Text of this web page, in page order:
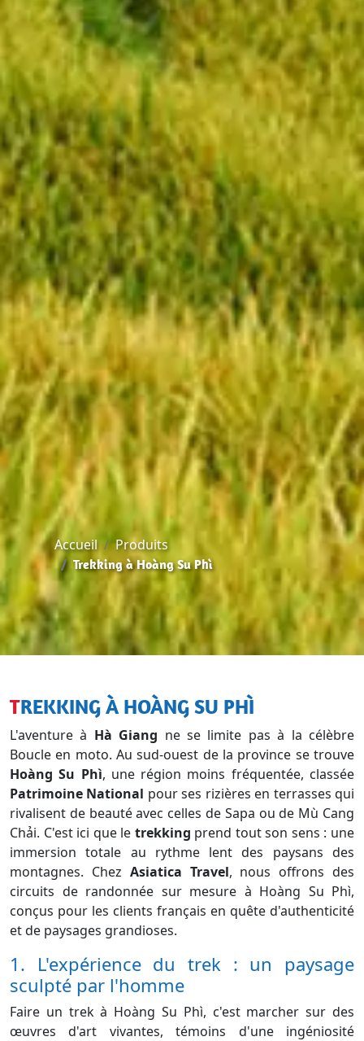
Accueil Produits
Trekking à Hoàng Su Phì
TREKKING À HOÀNG SU PHÌ
L'aventure à Hà Giang ne se limite pas à la célèbre
Boucle en moto. Au sud-ouest de la province se trouve
Hoàng Su Phì, une région moins fréquentée, classée
Patrimoine National pour ses rizières en terrasses qui
rivalisent de beauté avec celles de Sapa ou de Mù Cang
Chải. C'est ici que le trekking prend tout son sens : une
immersion totale au rythme lent des paysans des
montagnes. Chez Asiatica Travel, nous offrons des
circuits de randonnée sur mesure à Hoàng Su Phì,
conçus pour les clients français en quête d'authenticité
et de paysages grandioses.
1. L'expérience du trek : un paysage
sculpté par l'homme
Faire un trek à Hoàng Su Phì, c'est marcher sur des
œuvres d'art vivantes, témoins d'une ingéniosité